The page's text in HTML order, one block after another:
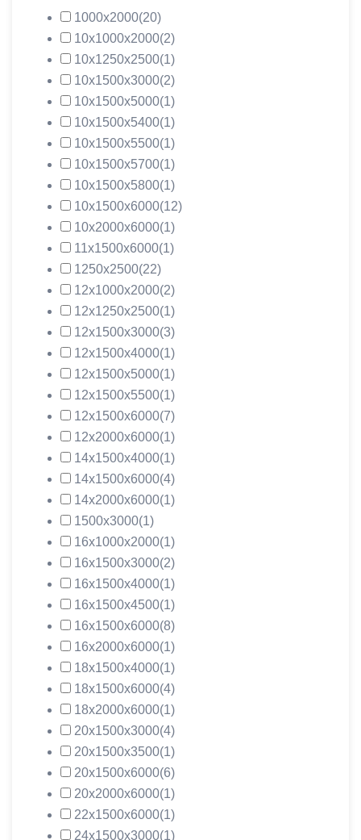
1000х2000(20)
10х1000х2000(2)
10х1250х2500(1)
10х1500х3000(2)
10х1500х5000(1)
10х1500х5400(1)
10х1500х5500(1)
10х1500х5700(1)
10х1500х5800(1)
10х1500х6000(12)
10х2000х6000(1)
11х1500х6000(1)
1250х2500(22)
12х1000х2000(2)
12х1250х2500(1)
12х1500х3000(3)
12х1500х4000(1)
12х1500х5000(1)
12х1500х5500(1)
12х1500х6000(7)
12х2000х6000(1)
14х1500х4000(1)
14х1500х6000(4)
14х2000х6000(1)
1500х3000(1)
16х1000х2000(1)
16х1500х3000(2)
16х1500х4000(1)
16х1500х4500(1)
16х1500х6000(8)
16х2000х6000(1)
18х1500х4000(1)
18х1500х6000(4)
18х2000х6000(1)
20х1500х3000(4)
20х1500х3500(1)
20х1500х6000(6)
20х2000х6000(1)
22х1500х6000(1)
24х1500х3000(1)